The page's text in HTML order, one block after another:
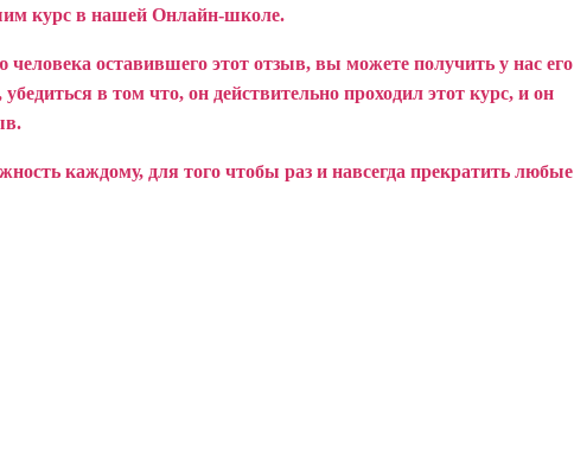
курс в нашей Онлайн-школе.
человека оставившего этот отзыв, вы можете получить у нас его
в том что, он действительно проходил этот курс, и он
каждому, для того чтобы раз и навсегда прекратить любые